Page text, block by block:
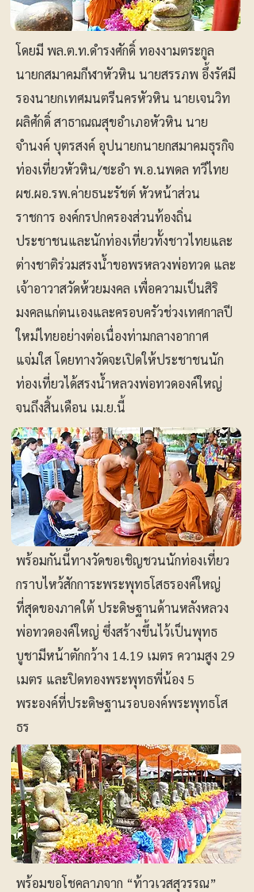
โดยมี พล.ต.ท.ดำรงศักดิ์ ทองงามตระกูล
นายกสมาคมกีฬาหัวหิน นายสรรภพ อึ้งรัศมี
รองนายกเทศมนตรีนครหัวหิน นายเจนวิท
ผลิศักดิ์ สาธาณณสุขอำเภอหัวหิน นาย
จำนงค์ บุตรสงค์ อุปนายกนายกสมาคมธุรกิจ
ท่องเที่ยวหัวหิน/ชะอำ พ.อ.นพดล ทวีไทย
ผช.ผอ.รพ.ค่ายธนะรัชต์ หัวหน้าส่วน
ราชการ องค์กรปกครองส่วนท้องถิ่น
ประชาชนและนักท่องเที่ยวทั้งชาวไทยและ
ต่างชาติร่วมสรงน้ำขอพรหลวงพ่อทวด และ
เจ้าอาวาสวัดห้วยมงคล เพื่อความเป็นสิริ
มงคลแก่ตนเองและครอบครัวช่วงเทศกาลปี
ใหม่ไทยอย่างต่อเนื่องท่ามกลางอากาศ
แจ่มใส โดยทางวัดจะเปิดให้ประชาชนนัก
ท่องเที่ยวได้สรงน้ำหลวงพ่อทวดองค์ใหญ่
จนถึงสิ้นเดือน เม.ย.นี้
พร้อมกันนี้ทางวัดขอเชิญชวนนักท่องเที่ยว
กราบไหว้สักการะพระพุทธโสธรองค์ใหญ่
ที่สุดของภาคใต้ ประดิษฐานด้านหลังหลวง
พ่อทวดองค์ใหญ่ ซึ่งสร้างขึ้นไว้เป็นพุทธ
บูชามีหน้าตักกว้าง 14.19 เมตร ความสูง 29
เมตร และปิดทองพระพุทธพี่น้อง 5
พระองค์ที่ประดิษฐานรอบองค์พระพุทธโส
ธร
พร้อมขอโชคลาภจาก “ท้าวเวสสุวรรณ”